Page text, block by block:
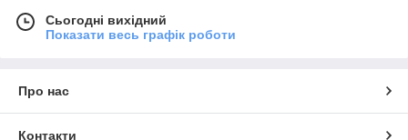
Сьогодні вихідний
Показати весь графік роботи
Про нас
Контакти